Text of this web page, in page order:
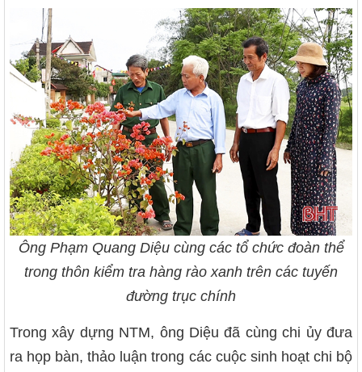
Ông Phạm Quang Diệu cùng các tổ chức đoàn thể
trong thôn kiểm tra hàng rào xanh trên các tuyến
đường trục chính
Trong xây dựng NTM, ông Diệu đã cùng chi ủy đưa
ra họp bàn, thảo luận trong các cuộc sinh hoạt chi bộ